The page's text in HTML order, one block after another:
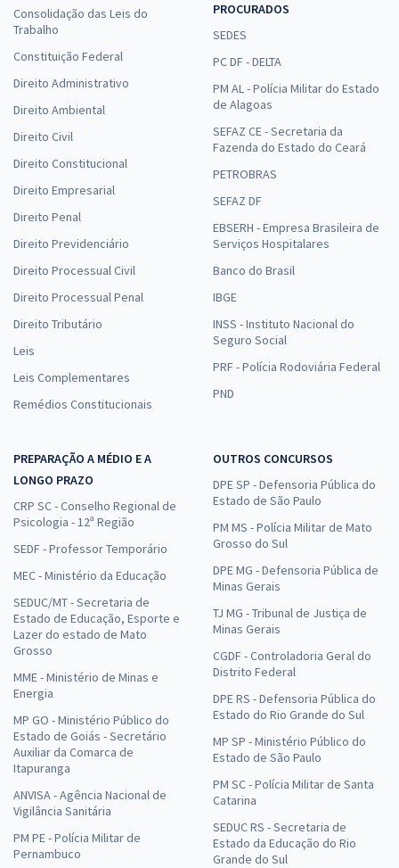
Consolidação das Leis do
Trabalho
Constituição Federal
Direito Administrativo
Direito Ambiental
Direito Civil
Direito Constitucional
Direito Empresarial
Direito Penal
Direito Previdenciário
Direito Processual Civil
Direito Processual Penal
Direito Tributário
Leis
Leis Complementares
Remédios Constitucionais
PROCURADOS
SEDES
PC DF - DELTA
PM AL - Polícia Militar do Estado
de Alagoas
SEFAZ CE - Secretaria da
Fazenda do Estado do Ceará
PETROBRAS
SEFAZ DF
EBSERH - Empresa Brasileira de
Serviços Hospitalares
Banco do Brasil
IBGE
INSS - Instituto Nacional do
Seguro Social
PRF - Polícia Rodoviária Federal
PND
PREPARAÇÃO A MÉDIO E A
LONGO PRAZO
CRP SC - Conselho Regional de
Psicologia - 12ª Região
SEDF - Professor Temporário
MEC - Ministério da Educação
SEDUC/MT - Secretaria de
Estado de Educação, Esporte e
Lazer do estado de Mato
Grosso
MME - Ministério de Minas e
Energia
MP GO - Ministério Público do
Estado de Goiás - Secretário
Auxiliar da Comarca de
Itapuranga
ANVISA - Agência Nacional de
Vigilância Sanitária
PM PE - Polícia Militar de
Pernambuco
OUTROS CONCURSOS
DPE SP - Defensoria Pública do
Estado de São Paulo
PM MS - Polícia Militar de Mato
Grosso do Sul
DPE MG - Defensoria Pública de
Minas Gerais
TJ MG - Tribunal de Justiça de
Minas Gerais
CGDF - Controladoria Geral do
Distrito Federal
DPE RS - Defensoria Pública do
Estado do Rio Grande do Sul
MP SP - Ministério Público do
Estado de São Paulo
PM SC - Polícia Militar de Santa
Catarina
SEDUC RS - Secretaria de
Estado da Educação do Rio
Grande do Sul